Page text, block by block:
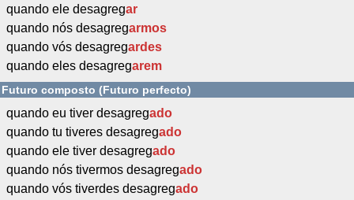
quando ele desagregar
quando nós desagregarmos
quando vós desagregardes
quando eles desagregarem
Futuro composto (Futuro perfecto)
quando eu tiver desagregado
quando tu tiveres desagregado
quando ele tiver desagregado
quando nós tivermos desagregado
quando vós tiverdes desagregado